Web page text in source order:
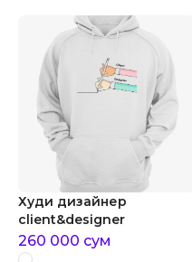
Худи дизайнер
client&designer
260 000 сум